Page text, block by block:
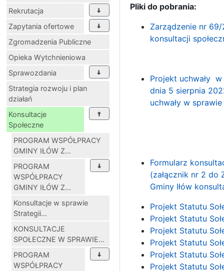
Rekrutacja
Zapytania ofertowe
Zgromadzenia Publiczne
Opieka Wytchnieniowa
Sprawozdania
Strategia rozwoju i plan
działań
Konsultacje
Społeczne
PROGRAM WSPÓŁPRACY
GMINY IŁÓW Z...
PROGRAM
WSPÓŁPRACY
GMINY IŁÓW Z...
Konsultacje w sprawie
Strategii...
KONSULTACJE
SPOŁECZNE W SPRAWIE...
PROGRAM
WSPÓŁPRACY
Pliki do pobrania:
Zarządzenie nr
konsultacji
Projekt uchwały w
dnia 5 sierpnia
uchwały w
Formularz
(załącznik nr 2 do
Gminy Iłów
Projekt Statutu
Projekt Statutu
Projekt Statutu
Projekt Statutu
Projekt Statutu
Projekt Statutu